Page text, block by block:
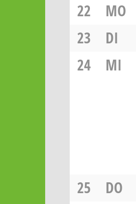
22
MO
23
DI
24
MI
25
DO